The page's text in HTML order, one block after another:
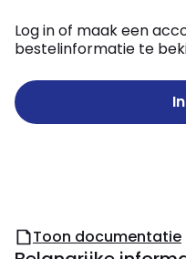
Log in of maak een
bestelinformatie te
Toon documentatie